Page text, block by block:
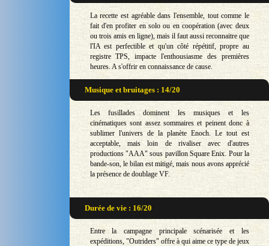
La recette est agréable dans l'ensemble, tout comme le
fait d'en profiter en solo ou en coopération (avec deux
ou trois amis en ligne), mais il faut aussi reconnaitre que
l'IA est perfectible et qu'un côté répétitif, propre au
registre TPS, impacte l'enthousiasme des premières
heures. A s'offrir en connaissance de cause.
Musique et bruitages : 14/20
Les fusillades dominent les musiques et les
cinématiques sont assez sommaires et peinent donc à
sublimer l'univers de la planète Enoch. Le tout est
acceptable, mais loin de rivaliser avec d'autres
productions "AAA" sous pavillon Square Enix. Pour la
bande-son, le bilan est mitigé, mais nous avons apprécié
la présence de doublage VF.
Durée de vie : 16/20
Entre la campagne principale scénarisée et les
expéditions, "Outriders" offre à qui aime ce type de jeux